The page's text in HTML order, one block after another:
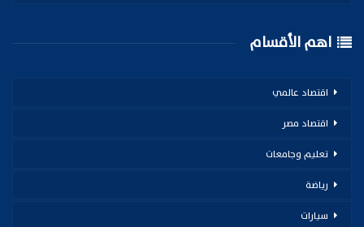
اهم الأقسام
اقتصاد عالمي
اقتصاد مصر
تعليم وجامعات
رياضة
سيارات